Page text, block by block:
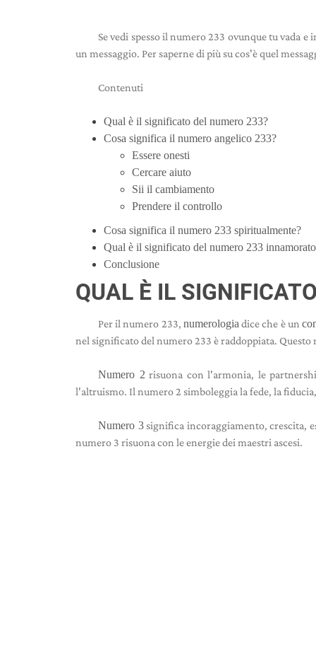
Se vedi spesso il numero 233 ovunque tu vada
un messaggio. Per saperne di più su cos'è quel
Contenuti
Qual è il significato del numero 233?
Cosa significa il numero angelico 233?
Essere onesti
Cercare aiuto
Sii il cambiamento
Prendere il controllo
Cosa significa il numero 233 spiritualmente?
Qual è il significato del numero 233
Conclusione
QUAL È IL
Per il numero 233, numerologia dice che è un
nel significato del numero 233 è raddoppiata.
Numero 2 risuona con l'armonia, le
l'altruismo. Il numero 2 simboleggia la fede, la
Numero 3significa incoraggiamento, crescita,
numero 3 risuona con le energie dei maestri ascesi.